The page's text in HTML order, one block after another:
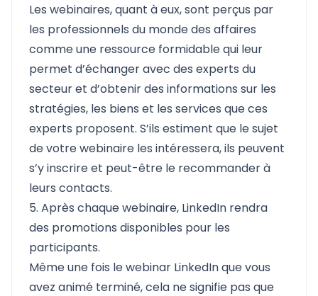
Les webinaires, quant à eux, sont perçus par
les professionnels du monde des affaires
comme une ressource formidable qui leur
permet d’échanger avec des experts du
secteur et d’obtenir des informations sur les
stratégies, les biens et les services que ces
experts proposent. S’ils estiment que le sujet
de votre webinaire les intéressera, ils peuvent
s’y inscrire et peut-être le recommander à
leurs contacts.
5. Après chaque webinaire, LinkedIn rendra
des promotions disponibles pour les
participants.
Même une fois le webinar LinkedIn que vous
avez animé terminé, cela ne signifie pas que